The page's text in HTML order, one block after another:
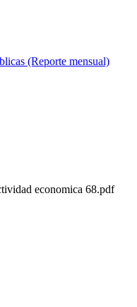
(Reporte mensual)
economica 68.pdf